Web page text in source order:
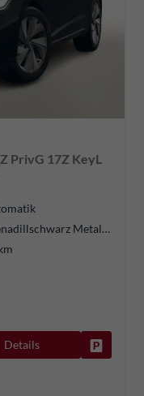
PrivG 17Z KeyL
Grenadillschwarz Metallic
Details